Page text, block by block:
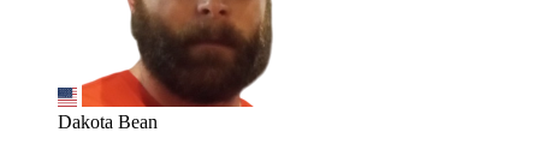
Dakota Bean